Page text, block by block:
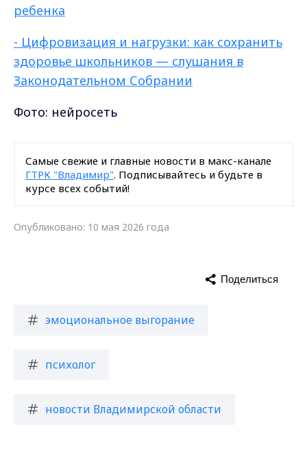
ребенка
- Цифровизация и нагрузки: как сохранить
здоровье школьников — слушания в
Законодательном Собрании
Фото: нейросеть
Самые свежие и главные новости в макс-канале
ГТРК "Владимир". Подписывайтесь и будьте в
курсе всех событий!
Опубликовано: 10 мая 2026 года
эмоциональное выгорание
психолог
новости Владимирской области
Поделиться